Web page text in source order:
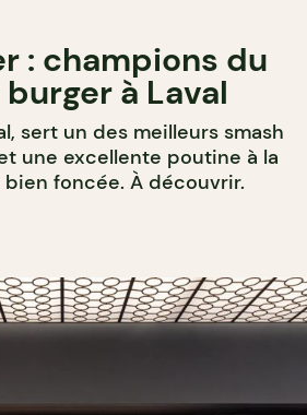
: champions du
à Laval
sert un des meilleurs smash
une excellente poutine à la
foncée. À découvrir.